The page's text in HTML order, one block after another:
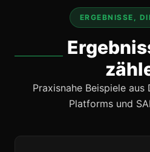
ERGEBNISSE,
Praxisnahe Beispiele
Platforms und